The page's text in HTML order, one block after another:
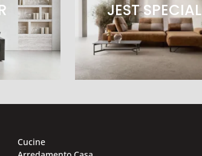
JEST SPECIAL
Cucine